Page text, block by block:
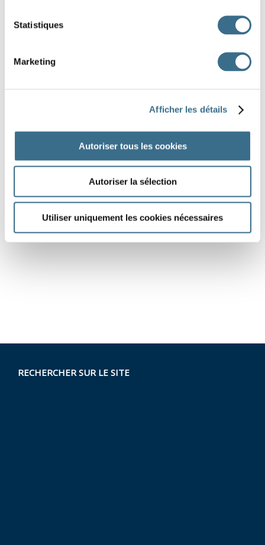
Statistiques
Marketing
Afficher les détails
Autoriser tous les cookies
Autoriser la sélection
Utiliser uniquement les cookies nécessaires
RECHERCHER SUR LE SITE